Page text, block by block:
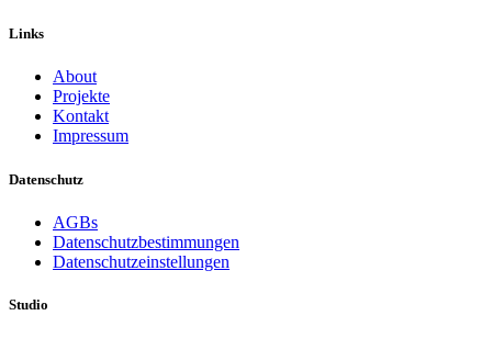
Links
About
Projekte
Kontakt
Impressum
Datenschutz
AGBs
Datenschutzbestimmungen
Datenschutzeinstellungen
Studio